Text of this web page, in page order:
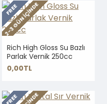
FREE
2-3 GÜN IÇINDE
Rich High Gloss Su Bazlı
Parlak Vernik 250cc
0,00TL
FREE